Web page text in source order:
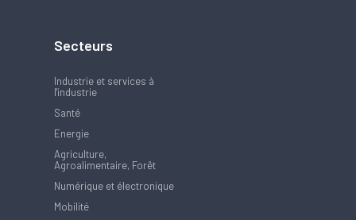
Secteurs
Industrie et services à
l'industrie
Santé
Energie
Agriculture,
Agroalimentaire, Forêt
Numérique et électronique
Mobilité